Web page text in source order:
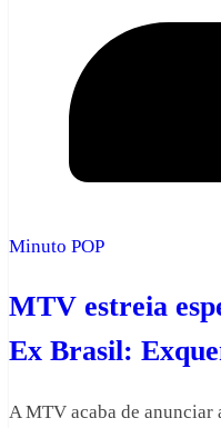
Minuto POP
MTV estreia
Ex Brasil:
A MTV acaba de anunciar